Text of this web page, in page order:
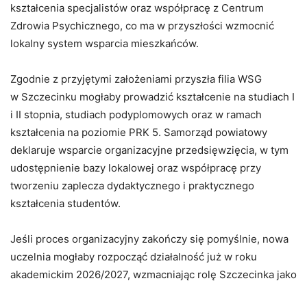
kształcenia specjalistów oraz współpracę z Centrum
Zdrowia Psychicznego, co ma w przyszłości wzmocnić
lokalny system wsparcia mieszkańców.
Zgodnie z przyjętymi założeniami przyszła filia WSG
w Szczecinku mogłaby prowadzić kształcenie na studiach I
i II stopnia, studiach podyplomowych oraz w ramach
kształcenia na poziomie PRK 5. Samorząd powiatowy
deklaruje wsparcie organizacyjne przedsięwzięcia, w tym
udostępnienie bazy lokalowej oraz współpracę przy
tworzeniu zaplecza dydaktycznego i praktycznego
kształcenia studentów.
Jeśli proces organizacyjny zakończy się pomyślnie, nowa
uczelnia mogłaby rozpocząć działalność już w roku
akademickim 2026/2027, wzmacniając rolę Szczecinka jako